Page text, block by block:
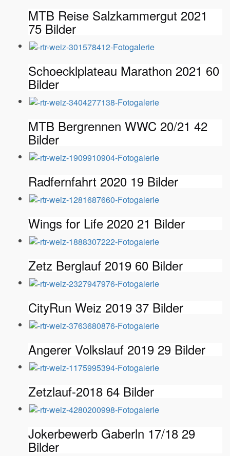
MTB Reise Salzkammergut 2021
75 Bilder
Schoecklplateau Marathon 2021 60
Bilder
MTB Bergrennen WWC 20/21 42
Bilder
Radfernfahrt 2020 19 Bilder
Wings for Life 2020 21 Bilder
Zetz Berglauf 2019 60 Bilder
CityRun Weiz 2019 37 Bilder
Angerer Volkslauf 2019 29 Bilder
Zetzlauf-2018 64 Bilder
Jokerbewerb Gaberln 17/18 29
Bilder